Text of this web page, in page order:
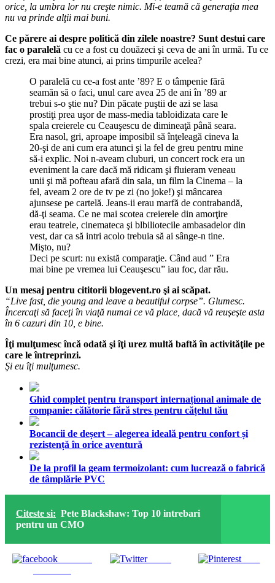
orice, la umbra lor nu creşte nimic. Mi-e teamă că generaţia mea
nu va prinde alţii mai buni.
Ce părere ai despre politică din zilele noastre? Sunt destui care
fac o paralelă cu ce a fost cu douăzeci şi ceva de ani în urmă. Tu ce
crezi, era mai bine atunci, ai prins timpurile acelea?
O paralelă cu ce-a fost ante ’89? E o tâmpenie fără
seamăn să o faci, unul care avea 25 de ani în ’89 ar
trebui s-o ştie nu? Din păcate puştii de azi se lasa
prostiţi prea uşor de mass-media tabloidizata care le
spala creierele cu Ceauşescu de dimineaţă până seara.
Era nasol, gri, aproape imposibil să înţeleagă cineva la
20-şi de ani cum era atunci şi la fel de greu pentru mine
să-i explic. Noi n-aveam cluburi, un concert rock era un
eveniment la care dacă mă ridicam şi fluieram veneau
unii şi mă pofteau afară din sala, un film la Cinema – la
fel, aveam 2 ore de tv pe zi (no joke!) şi mâncarea
ajunsese pe cartelă. Jeans-ii erau marfă de contrabandă,
dă-ţi seama. Ce ne mai scotea creierele din amorţire
erau teatrele, cinemateca şi blbiliotecile ambasadelor din
vest, dar ca să intri acolo trebuia să ai sânge-n tine.
Mişto, nu?
Deci pe scurt: nu există comparaţie. Când aud ” Era
mai bine pe vremea lui Ceauşescu” iau foc, dar rău.
Un mesaj pentru cititorii blogevent.ro şi ai scăpat.
“Live fast, die young and leave a beautiful corpse”. Glumesc.
Încercaţi să faceţi în viaţă numai ce vă place, dacă vă reuşeşte asta
în 6 cazuri din 10, e bine.
Îţi mulţumesc încă odată şi îţi urez multă baftă în activităţile pe
care le întreprinzi.
Şi eu îţi mulţumesc.
Ghid complet pentru transport internațional animale de
companie: călătorie fără stres pentru cățelul tău
Bocancii de deșert – alegerea ideală pentru confort și
rezistență în orice aventură
De la profil la geam termoizolant: cum lucrează o fabrică
de tâmplărie PVC
Citeste si: Pete Blackshaw: Top 10 intrebari
pentru un CMO
Tweet Save